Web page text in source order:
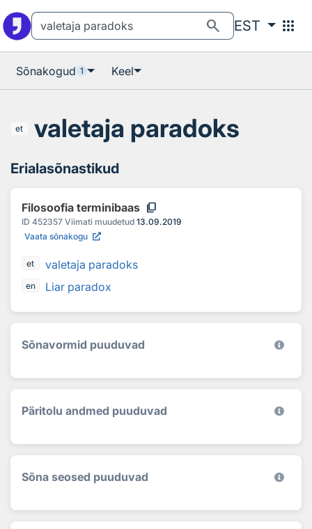
search EST apps
Sõnakogud 1 Keel
et valetaja paradoks
Erialasõnastikud
Filosoofia terminibaas content_copy
ID 452357 Viimati muudetud 13.09.2019
Vaata sõnakogu
et valetaja paradoks
en Liar paradox
Sõnavormid puuduvad
Päritolu andmed puuduvad
Sõna seosed puuduvad